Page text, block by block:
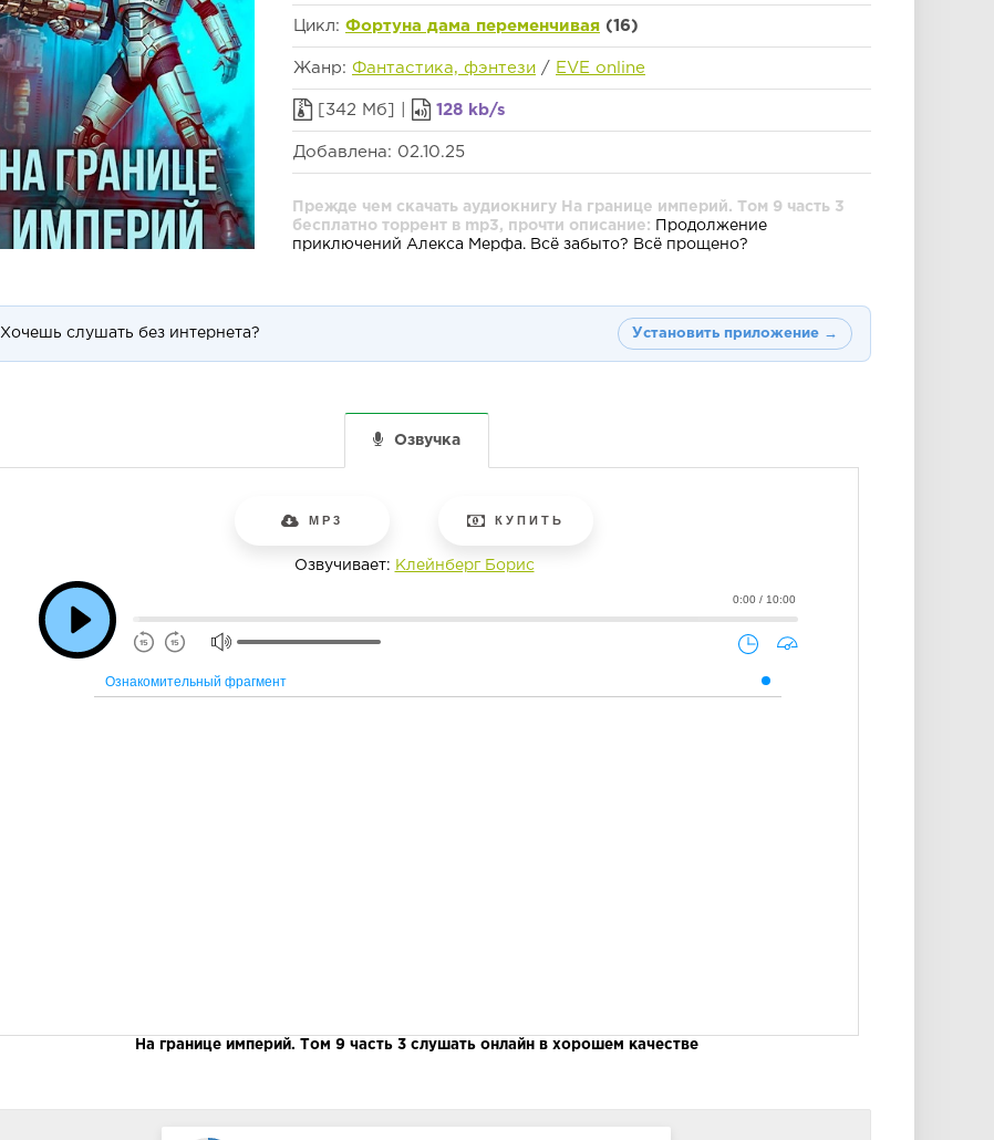
Цикл: Фортуна дама переменчивая (16)
Жанр: Фантастика, фэнтези / EVE online
[342 Мб] | 128 kb/s
Добавлена: 02.10.25
Прежде чем скачать аудиокнигу На границе империй. Том 9 часть 3
бесплатно торрент в mp3, прочти описание: Продолжение
приключений Алекса Мерфа. Всё забыто? Всё прощено?
Хочешь слушать без интернета? Установить приложение →
Озвучка
MP3 КУПИТЬ
Озвучивает: Клейнберг Борис
0:00 / 10:00
Ознакомительный фрагмент
На границе империй. Том 9 часть 3 слушать онлайн в хорошем качестве